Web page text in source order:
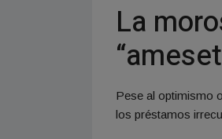
La
Pese al optimismo
los préstamos